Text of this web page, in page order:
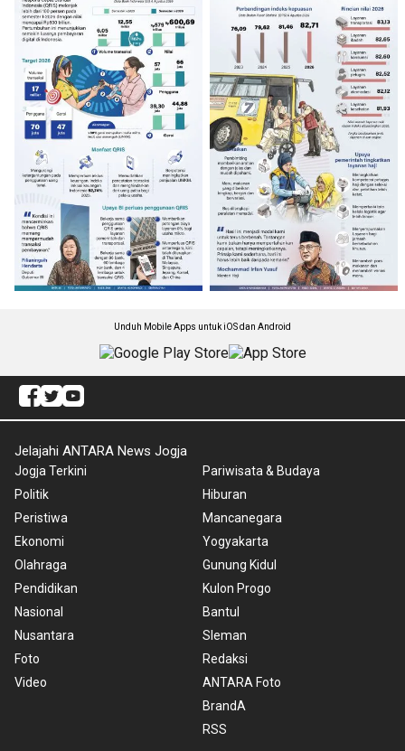
Unduh Mobile Apps untuk iOS dan Android
Jelajahi ANTARA News Jogja
Jogja Terkini
Politik
Peristiwa
Ekonomi
Olahraga
Pendidikan
Nasional
Nusantara
Foto
Video
Pariwisata & Budaya
Hiburan
Mancanegara
Yogyakarta
Gunung Kidul
Kulon Progo
Bantul
Sleman
Redaksi
ANTARA Foto
BrandA
RSS